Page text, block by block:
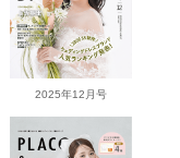
2025年12月号